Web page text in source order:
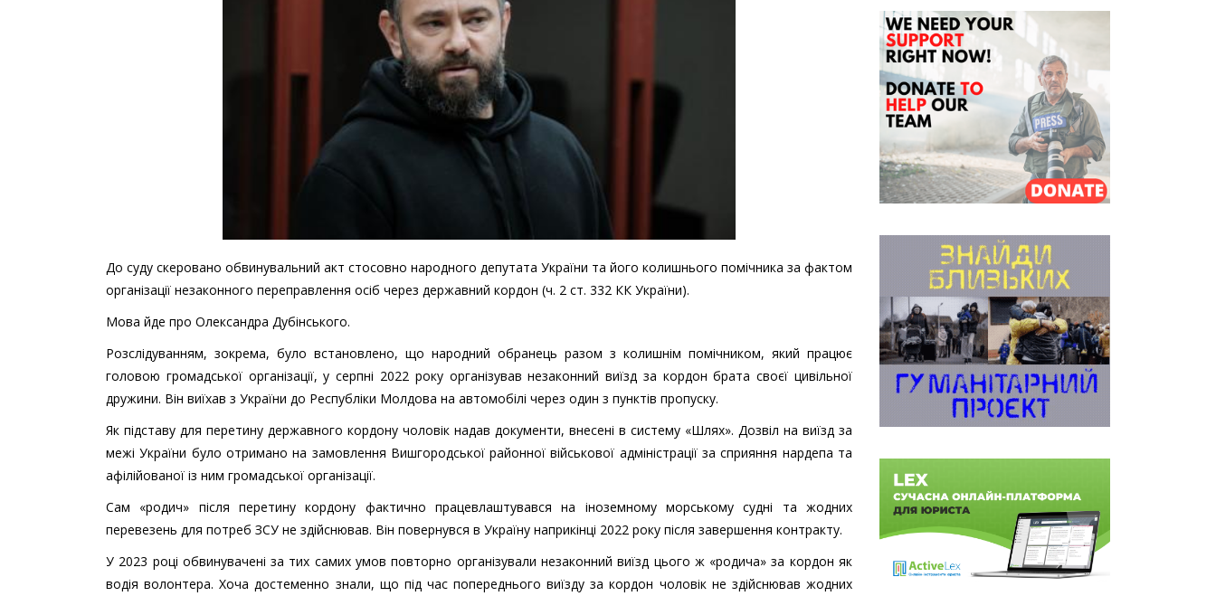
До суду скеровано обвинувальний акт стосовно народного депутата України та його колишнього помічника за фактом
організації незаконного переправлення осіб через державний кордон (ч. 2 ст. 332 КК України).
Мова йде про Олександра Дубінського.
Розслідуванням, зокрема, було встановлено, що народний обранець разом з колишнім помічником, який працює
головою громадської організації, у серпні 2022 року організував незаконний виїзд за кордон брата своєї цивільної
дружини. Він виїхав з України до Республіки Молдова на автомобілі через один з пунктів пропуску.
Як підставу для перетину державного кордону чоловік надав документи, внесені в систему «Шлях». Дозвіл на виїзд за
межі України було отримано на замовлення Вишгородської районної військової адміністрації за сприяння нардепа та
афілійованої із ним громадської організації.
Сам «родич» після перетину кордону фактично працевлаштувався на іноземному морському судні та жодних
перевезень для потреб ЗСУ не здійснював. Він повернувся в Україну наприкінці 2022 року після завершення контракту.
У 2023 році обвинувачені за тих самих умов повторно організували незаконний виїзд цього ж «родича» за кордон як
водія волонтера. Хоча достеменно знали, що під час попереднього виїзду за кордон чоловік не здійснював жодних